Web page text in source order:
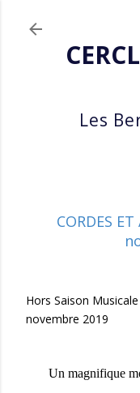
Les
CORDES
Hors Saison
novembre 2019
Un magnifique